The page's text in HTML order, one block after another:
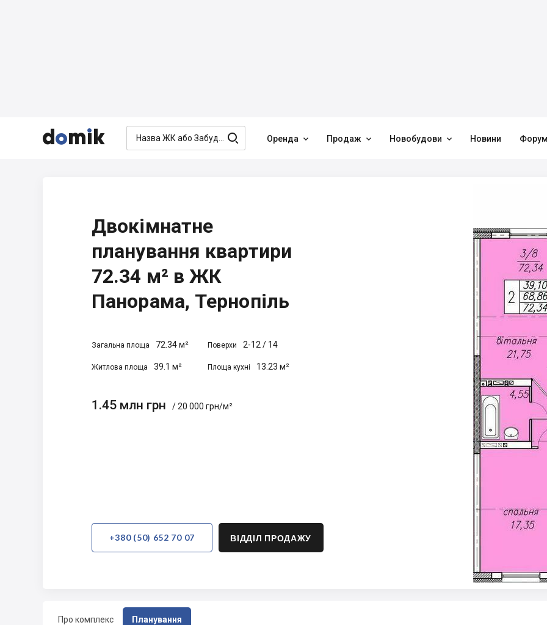


  Оренда  Продаж  Новобудови  Новини
Про комплекс Планування
Двокімнатне
планування квартири
72.34 м² в ЖК
Панорама, Тернопіль
Загальна площа 72.34 м² Поверхи 2-12 / 14
Житлова площа 39.1 м² Площа кухні 13.23 м²
1.45 млн грн / 20 000 грн/м²
+380 (50) 652 70 07 ВІДДІЛ ПРОДАЖУ